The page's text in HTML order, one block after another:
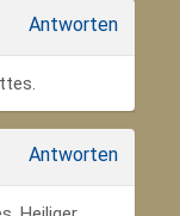
Antworten
Antworten